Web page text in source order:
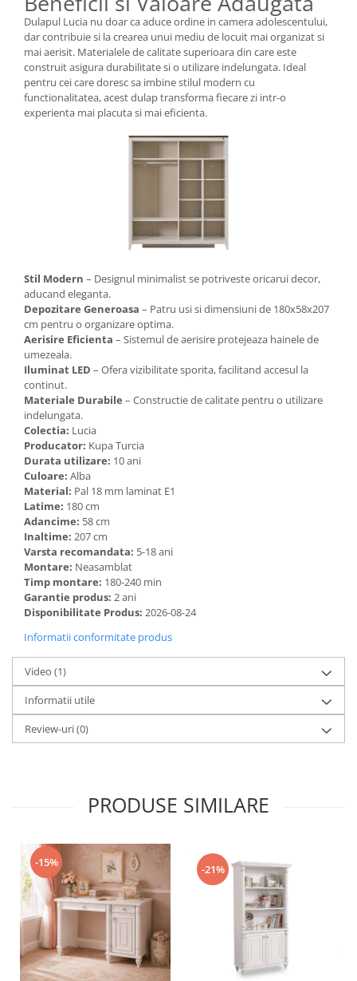
Dulapul Lucia nu doar ca aduce ordine in camera adolescentului,
dar contribuie si la crearea unui mediu de locuit mai organizat si
mai aerisit. Materialele de calitate superioara din care este
construit asigura durabilitate si o utilizare indelungata. Ideal
pentru cei care doresc sa imbine stilul modern cu
functionalitatea, acest dulap transforma fiecare zi intr-o
experienta mai placuta si mai eficienta.
Stil Modern – Designul minimalist se potriveste oricarui decor,
aducand eleganta.
Depozitare Generoasa – Patru usi si dimensiuni de 180x58x207
cm pentru o organizare optima.
Aerisire Eficienta – Sistemul de aerisire protejeaza hainele de
umezeala.
Iluminat LED – Ofera vizibilitate sporita, facilitand accesul la
continut.
Materiale Durabile – Constructie de calitate pentru o utilizare
indelungata.
Colectia: Lucia
Producator: Kupa Turcia
Durata utilizare: 10 ani
Culoare: Alba
Material: Pal 18 mm laminat E1
Latime: 180 cm
Adancime: 58 cm
Inaltime: 207 cm
Varsta recomandata: 5-18 ani
Montare: Neasamblat
Timp montare: 180-240 min
Garantie produs: 2 ani
Disponibilitate Produs: 2026-08-24
Informatii conformitate produs
Video (1)
Informatii utile
Review-uri(0)
PRODUSE SIMILARE
-15%
-21%